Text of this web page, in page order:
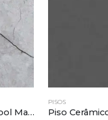
Piso Cerâmico Grafite Rustico Ret 75,5×75,5 a Cedasa
PISOS